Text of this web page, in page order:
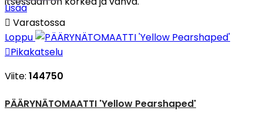
Lisää
 Varastossa
Loppu
Pikakatselu
Viite: 144750
PÄÄRYNÄTOMAATTI 'Yellow Pearshaped'